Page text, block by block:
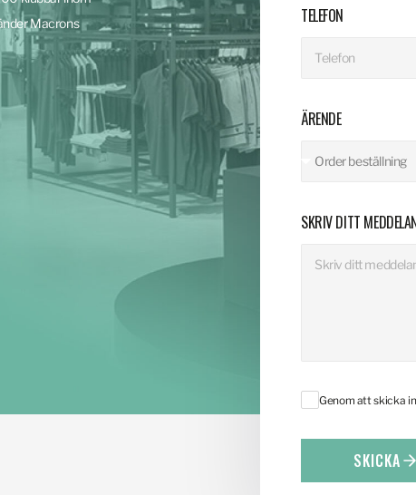
Macrons
TELEFON
ÄRENDE
SKRIV DITT
Genom att skicka
SKICKA